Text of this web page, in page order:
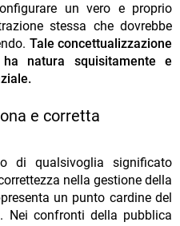
un vero e proprio
stessa che dovrebbe
Tale concettualizzazione
ha natura squisitamente e
e corretta
di qualsivoglia significato
nella gestione della
un punto cardine del
Nei confronti della pubblica